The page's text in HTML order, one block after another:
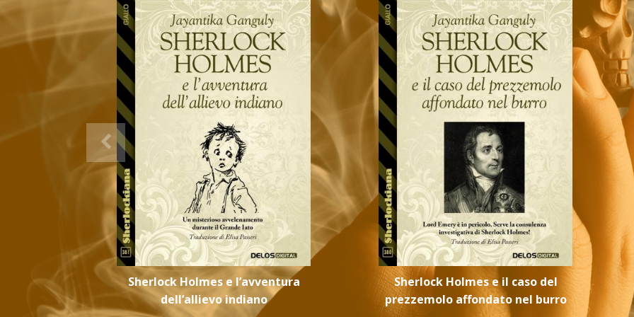
Sherlock Holmes e l’avventura
dell’allievo indiano
Sherlock Holmes e il caso del
prezzemolo affondato nel burro